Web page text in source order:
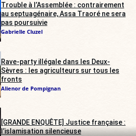
Trouble à l’Assemblée : contrairement
au septuagénaire, Assa Traoré ne sera
pas poursuivie
Gabrielle Cluzel
Rave-party illégale dans les Deux-
Sèvres : les agriculteurs sur tous les
fronts
Alienor de Pompignan
[GRANDE ENQUÊTE] Justice française :
l’islamisation silencieuse